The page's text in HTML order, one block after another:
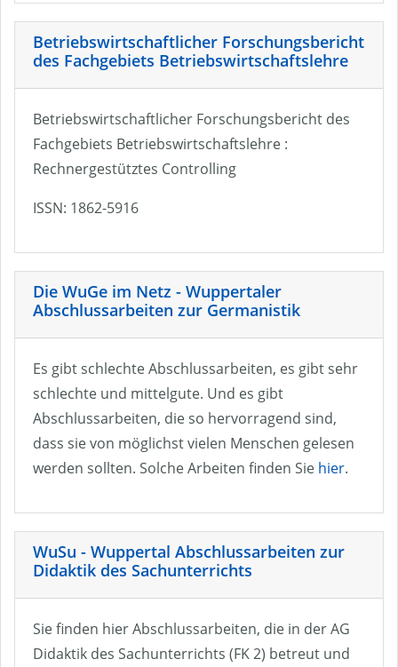
Betriebswirtschaftlicher Forschungsbericht
des Fachgebiets Betriebswirtschaftslehre
Betriebswirtschaftlicher Forschungsbericht des
Fachgebiets Betriebswirtschaftslehre :
Rechnergestütztes Controlling
ISSN: 1862-5916
Die WuGe im Netz - Wuppertaler
Abschlussarbeiten zur Germanistik
Es gibt schlechte Abschlussarbeiten, es gibt sehr
schlechte und mittelgute. Und es gibt
Abschlussarbeiten, die so hervorragend sind,
dass sie von möglichst vielen Menschen gelesen
werden sollten. Solche Arbeiten finden Sie hier.
WuSu - Wuppertal Abschlussarbeiten zur
Didaktik des Sachunterrichts
Sie finden hier Abschlussarbeiten, die in der AG
Didaktik des Sachunterrichts (FK 2) betreut und